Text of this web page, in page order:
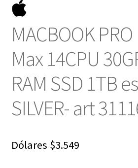
MACBOOK PRO
Max 14CPU
RAM SSD 1TB
SILVER- art
Dólares $3.549